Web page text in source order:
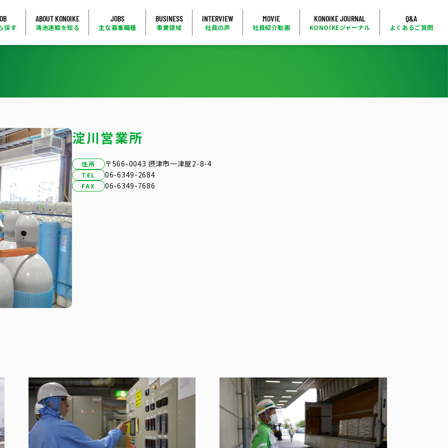
探す
ABOUT KONOIKE
鴻池運輸を知る
JOBS
主な募集職種
BUSINESS
事業領域
INTERVIEW
社員の声
MOVIE
社員紹介動画
KONOIKE JOURNAL
KONOIKEジャーナル
Q&A
よくあるご質問
淀川営業所
住所 〒566-0043 摂津市一津屋2-8-4
TEL 06-6349-2684
FAX 06-6349-7686